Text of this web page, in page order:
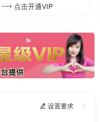
 点击开通VIP
 设置要求 